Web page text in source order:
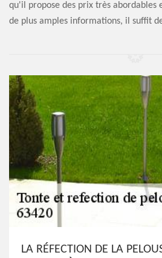
qu'il propose des prix très abordables
de plus amples informations, il suffit
LA RÉFECTION DE LA